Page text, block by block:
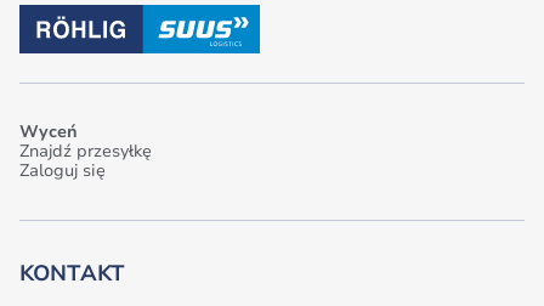
Wyceń
Znajdź przesyłkę
Zaloguj się
KONTAKT